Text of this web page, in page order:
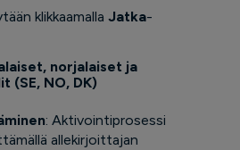
klikkaamalla Jatka-
norjalaiset ja
(SE, NO, DK)
: Aktivointiprosessi
allekirjoittajan